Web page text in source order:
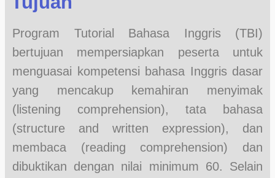
Program Tutorial Bahasa Inggris (TBI)
bertujuan mempersiapkan peserta untuk
menguasai kompetensi bahasa Inggris dasar
yang mencakup kemahiran menyimak
(listening comprehension), tata bahasa
(structure and written expression), dan
membaca (reading comprehension) dan
dibuktikan dengan nilai minimum 60. Selain